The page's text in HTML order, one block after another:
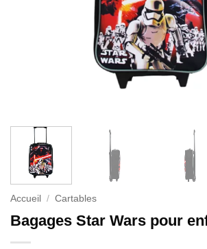
Accueil / Cartables
Bagages Star Wars pour